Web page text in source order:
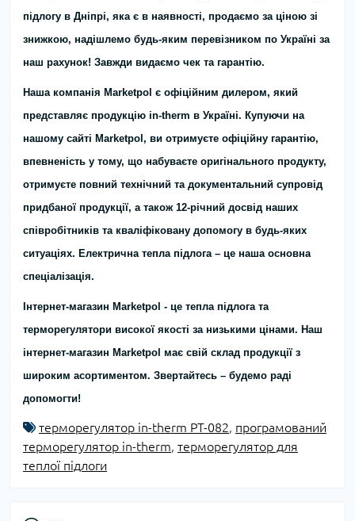
підлогу в Дніпрі, яка є в наявності, продаємо за ціною зі
знижкою, надішлемо будь-яким перевізником по Україні за
наш рахунок! Завжди видаємо чек та гарантію.
Наша компанія Marketpol є офіційним дилером, який
представляє продукцію in-therm в Україні. Купуючи на
нашому сайті Marketpol, ви отримуєте офіційну гарантію,
впевненість у тому, що набуваєте оригінального продукту,
отримуєте повний технічний та документальний супровід
придбаної продукції, а також 12-річний досвід наших
співробітників та кваліфіковану допомогу в будь-яких
ситуаціях. Електрична тепла підлога – це наша основна
спеціалізація.
Інтернет-магазин Marketpol - це тепла підлога та
терморегулятори високої якості за низькими цінами. Наш
інтернет-магазин Marketpol має свій склад продукції з
широким асортиментом. Звертайтесь – будемо раді
допомогти!
терморегулятор in-therm PT-082 програмований
терморегулятор in-therm терморегулятор для
теплої підлоги